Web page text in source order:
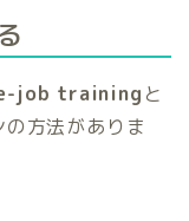
job training と
方法がありま